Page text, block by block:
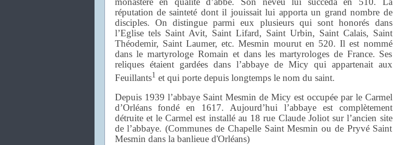
réputation de sainteté dont il jouissait lui apporta un grand nombre de
disciples. On distingue parmi eux plusieurs qui sont honorés dans
l’Eglise tels Saint Avit, Saint Lifard, Saint Urbin, Saint Calais, Saint
Théodemir, Saint Laumer, etc. Mesmin mourut en 520. Il est nommé
dans le martyrologe Romain et dans les martyrologes de France. Ses
reliques étaient gardées dans l’abbaye de Micy qui appartenait aux
Feuillants1 et qui porte depuis longtemps le nom du saint.
Depuis 1939 l’abbaye Saint Mesmin de Micy est occupée par le Carmel
d’Orléans fondé en 1617. Aujourd’hui l’abbaye est complètement
détruite et le Carmel est installé au 18 rue Claude Joliot sur l’ancien site
de l’abbaye. (Communes de Chapelle Saint Mesmin ou de Pryvé Saint
Mesmin dans la banlieue d'Orléans)